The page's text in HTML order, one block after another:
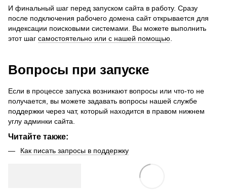
И финальный шаг перед запуском сайта в работу. Сразу
после подключения рабочего домена сайт открывается для
индексации поисковыми системами. Вы можете выполнить
этот шаг самостоятельно или с нашей помощью
Вопросы при запуске
Если в процессе запуска возникают вопросы или что-то не
получается, вы можете задавать вопросы нашей службе
поддержки через чат, который находится в правом нижнем
углу админки сайта.
Читайте также:
Как писать запросы в поддержку